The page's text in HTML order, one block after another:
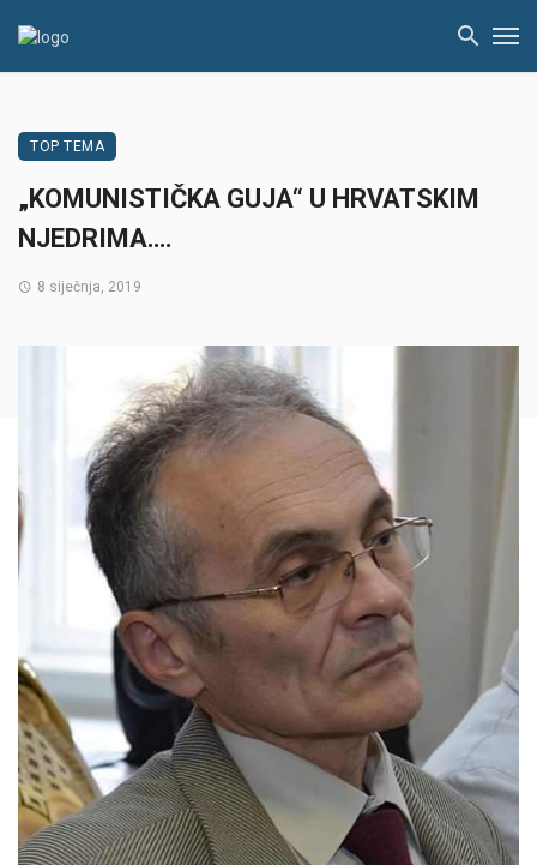
TOP TEMA
„KOMUNISTIČKA GUJA“ U HRVATSKIM
NJEDRIMA….
8 siječnja, 2019